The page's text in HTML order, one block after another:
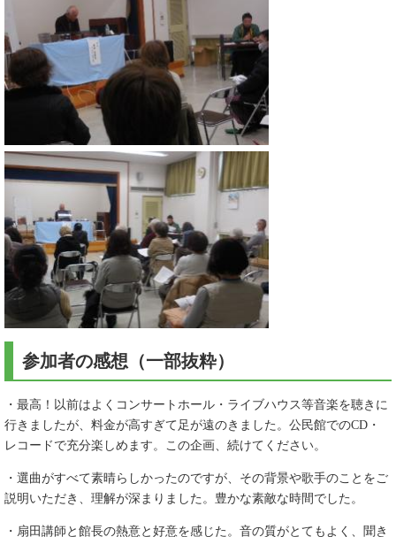
参加者の感想（一部抜粋）
・最高！以前はよくコンサートホール・ライブハウス等音楽を聴きに
行きましたが、料金が高すぎて足が遠のきました。公民館でのCD・
レコードで充分楽しめます。この企画、続けてください。
・選曲がすべて素晴らしかったのですが、その背景や歌手のことをご
説明いただき、理解が深まりました。豊かな素敵な時間でした。
・扇田講師と館長の熱意と好意を感じた。音の質がとてもよく、聞き